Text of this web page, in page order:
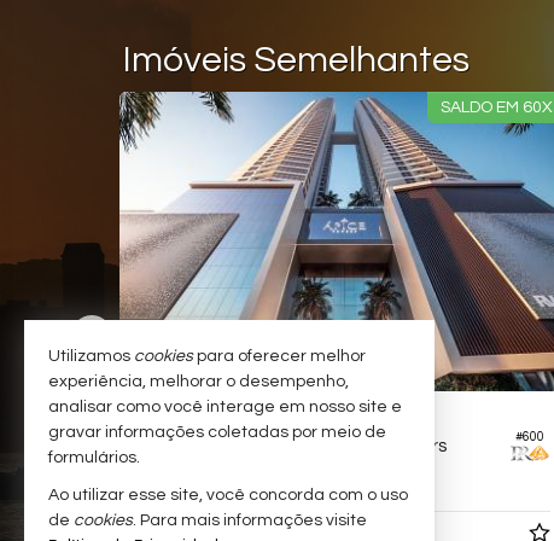
Imóveis Semelhantes
#597
SALDO EM 60X
#600
BALNEÁRIO CAMBORIÚ -CENTRO
Apartamento no Edifício Ápice Towers
197,
Utilizamos cookiespara oferecer melhor
experiência, melhorar o desempenho,
analisar como você interage em nosso site e
gravar informações coletadas por meio de
formulários.
Ao utilizar esse site, você concorda com o uso
de cookies. Para mais informações visite